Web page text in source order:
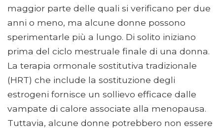
maggior parte delle quali si verificano per due
anni o meno, ma alcune donne possono
sperimentarle più a lungo. Di solito iniziano
prima del ciclo mestruale finale di una donna.
La terapia ormonale sostitutiva tradizionale
(HRT) che include la sostituzione degli
estrogeni fornisce un sollievo efficace dalle
vampate di calore associate alla menopausa.
Tuttavia, alcune donne potrebbero non essere